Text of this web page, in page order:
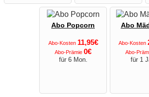
Abo Popcorn
Abo-Kosten 11,95€
Abo-Prämie 0€
für 6 Mon.
Abo
Abo-Kosten
Abo-
für 1